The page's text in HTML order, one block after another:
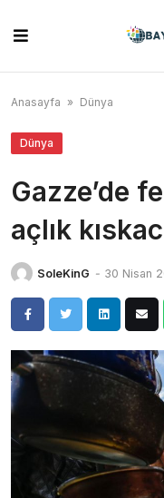
content
Anasayfa » Dünya
Dünya
Gazze’de
açlık
SoleKinG - 30 Nisan